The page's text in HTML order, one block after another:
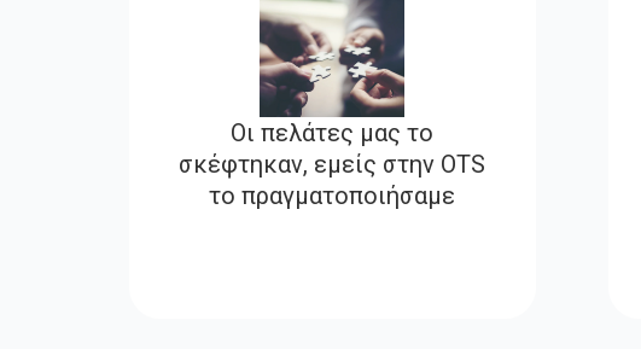
Οι πελάτες μας το
σκέφτηκαν, εμείς στην OTS
το πραγματοποιήσαμε